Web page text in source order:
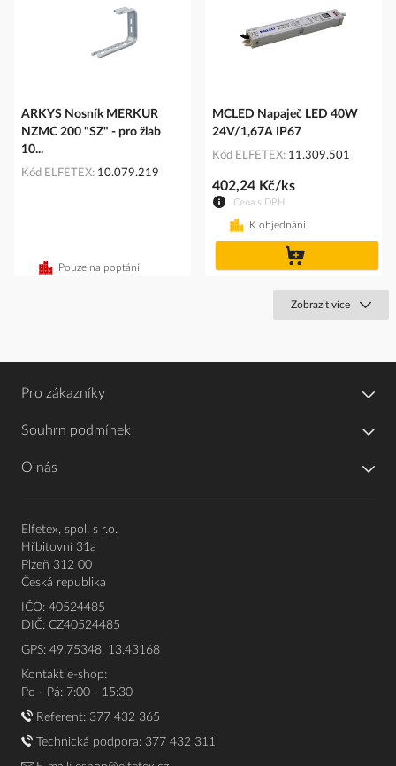
ARKYS Nosník MERKUR
NZMC 200 "SZ" - pro žlab
10...
Kód ELFETEX 10.079.219
Pouze na poptání
MCLED Napaječ LED 40W
24V/1,67A IP67
Kód ELFETEX 11.309.501
Cena s DPH
402,24 Kč/ks
K objednání
Zobrazit více
Pro zákazníky
Souhrn podmínek
O nás
Elfetex, spol. s r.o.
Hřbitovní 31a
Plzeň 312 00
Česká republika
IČO: 40524485
DIČ: CZ40524485
GPS: 49.75348, 13.43168
Kontakt e-shop:
Po - Pá: 7:00 - 15:30
Referent: 377 432 365
Technická podpora: 377 432 311